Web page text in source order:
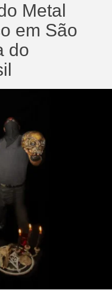
Metal
em São
do